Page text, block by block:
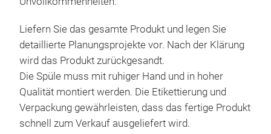
Liefern Sie das gesamte Produkt und legen Sie
detaillierte Planungsprojekte vor. Nach der Klärung
wird das Produkt zurückgesandt.
Die Spüle muss mit ruhiger Hand und in hoher
Qualität montiert werden. Die Etikettierung und
Verpackung gewährleisten, dass das fertige Produkt
schnell zum Verkauf ausgeliefert wird.